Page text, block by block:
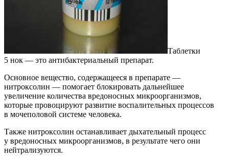
Таблетки
5 нок — это антибактериальный препарат.
Основное вещество, содержащееся в препарате —
нитроксолин — помогает блокировать дальнейшее
увеличение количества вредоносных микроорганизмов,
которые провоцируют развитие воспалительных процессов
в мочеполовой системе человека.
Также нитроксолин останавливает дыхательный процесс
у вредоносных микроорганизмов, в результате чего они
нейтрализуются.